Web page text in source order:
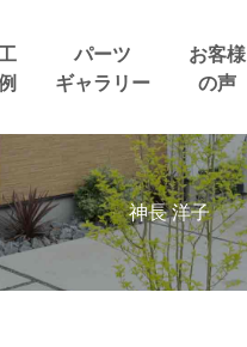
パーツ
ギャラリー
お客様
の声
神長 洋子